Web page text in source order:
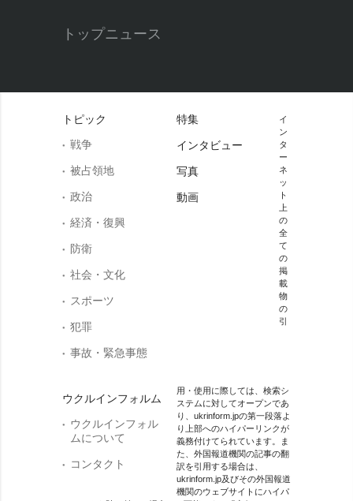
トップニュース
トピック
戦争
被占領地
政治
経済・復興
防衛
社会・文化
スポーツ
犯罪
事故・緊急事態
ウクルインフォルム
ウクルインフォル
ムについて
コンタクト
特集
インタビュー
写真
動画
イ
ン
タ
ー
ネ
ッ
ト
上
の
全
て
の
掲
載
物
の
引
用・使用に際しては、検索シ
ステムに対してオープンであ
り、ukrinform.jpの第一段落よ
り上部へのハイパーリンクが
義務付けてられています。ま
た、外国報道機関の記事の翻
訳を引用する場合は、
ukrinform.jp及びその外国報道
機関のウェブサイトにハイパ